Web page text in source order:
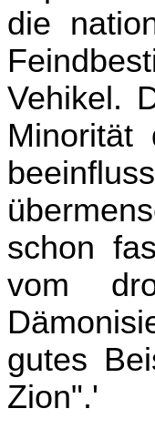
die
Vehikel.
Minorität
schon
vom
gutes
Zion".'